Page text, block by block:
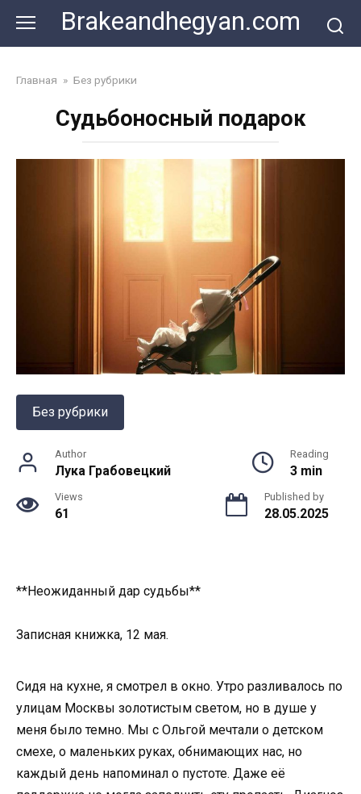
content
Brakeandhegyan.com
Главная » Без рубрики
Судьбоносный подарок
Без рубрики
Author
Лука Грабовецкий
Reading
3 min
Views
61
Published by
28.05.2025
**Неожиданный дар судьбы**
Записная книжка, 12 мая.
Сидя на кухне, я смотрел в окно. Утро разливалось по
улицам Москвы золотистым светом, но в душе у
меня было темно. Мы с Ольгой мечтали о детском
смехе, о маленьких руках, обнимающих нас, но
каждый день напоминал о пустоте. Даже её